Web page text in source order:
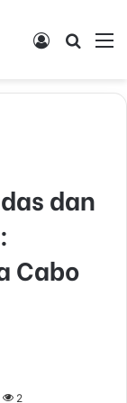
Acceso
dan
Cabo
2